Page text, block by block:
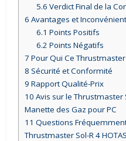
5.6 Verdict Final de la
6 Avantages et
6.1 Points Positifs
6.2 Points Négatifs
7 Pour Qui Ce Thrustmaster
8 Sécurité et Conformité
9 Rapport Qualité-Prix
10 Avis sur le Thrustmaster
Manette des Gaz pour PC
11 Questions
Thrustmaster Sol-R 4 HOTAS